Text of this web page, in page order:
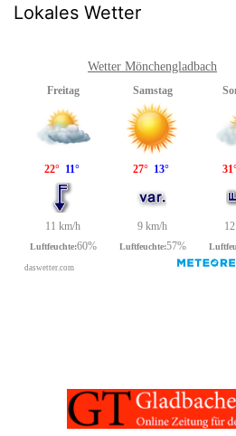
Lokales Wetter
Wetter Mönchengladbach